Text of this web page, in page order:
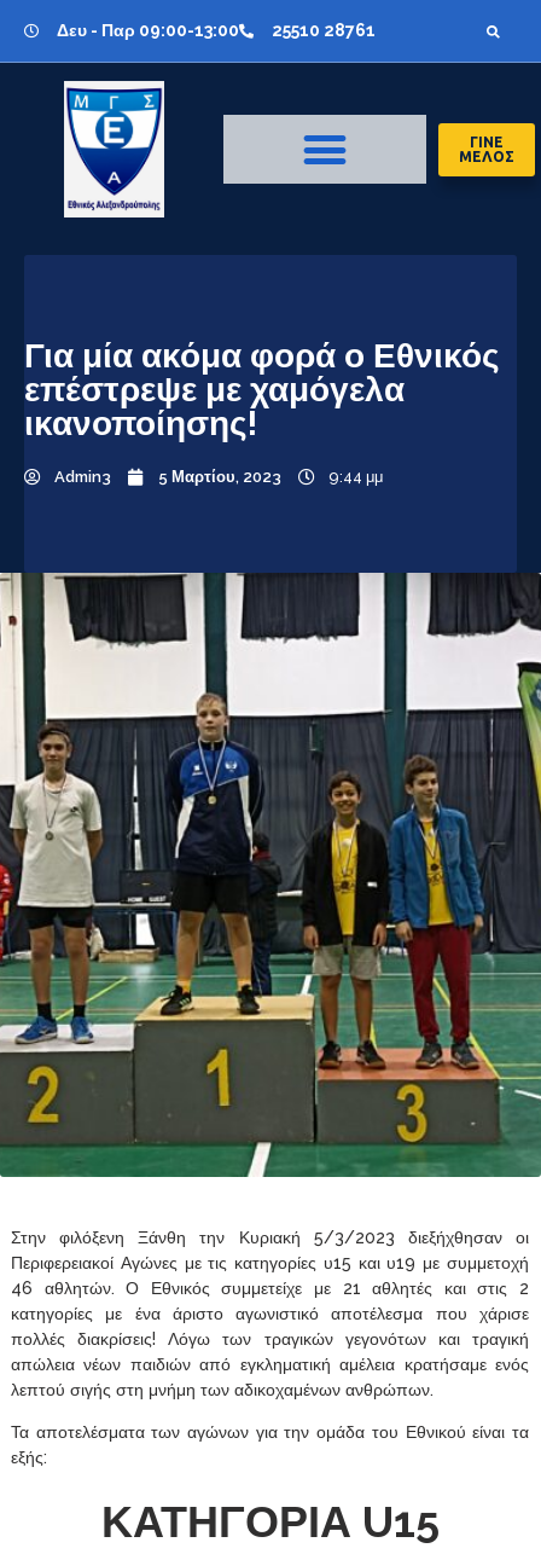
Δευ - Παρ 09:00-13:00 25510 28761
ΓΙΝΕ
ΜΕΛΟΣ
Για μία ακόμα φορά ο Εθνικός
επέστρεψε με χαμόγελα
ικανοποίησης!
Admin3 5 Μαρτίου, 2023 9:44 μμ
Στην φιλόξενη Ξάνθη την Κυριακή 5/3/2023 διεξήχθησαν οι
Περιφερειακοί Αγώνες με τις κατηγορίες υ15 και υ19 με συμμετοχή
46 αθλητών. Ο Εθνικός συμμετείχε με 21 αθλητές και στις 2
κατηγορίες με ένα άριστο αγωνιστικό αποτέλεσμα που χάρισε
πολλές διακρίσεις! Λόγω των τραγικών γεγονότων και τραγική
απώλεια νέων παιδιών από εγκληματική αμέλεια κρατήσαμε ενός
λεπτού σιγής στη μνήμη των αδικοχαμένων ανθρώπων.
Τα αποτελέσματα των αγώνων για την ομάδα του Εθνικού είναι τα
εξής:
ΚΑΤΗΓΟΡΙΑ U15